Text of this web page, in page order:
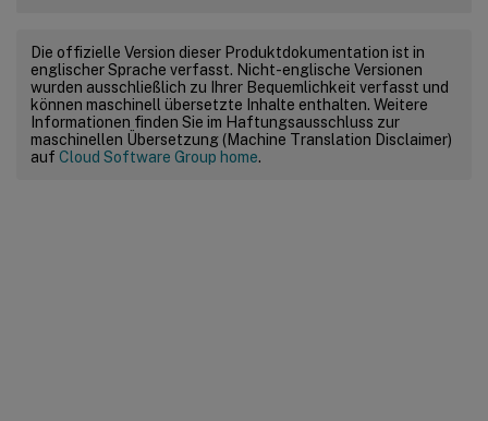
          Order deny
,allow
</Limit>
Die offizielle Version dieser Produktdokumentation ist in
englischer Sprache verfasst. Nicht-englische Versionen
wurden ausschließlich zu Ihrer Bequemlichkeit verfasst und
können maschinell übersetzte Inhalte enthalten. Weitere
Informationen finden Sie im Haftungsausschluss zur
maschinellen Übersetzung (Machine Translation Disclaimer)
auf Cloud Software Group home.